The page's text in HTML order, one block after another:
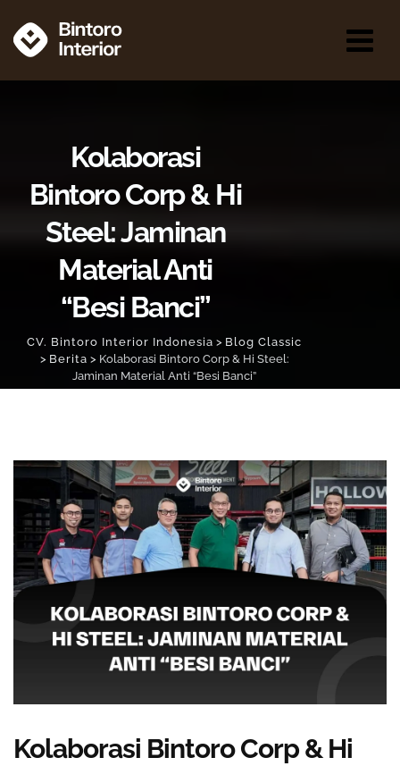
Kolaborasi
Bintoro Corp & Hi
Steel: Jaminan
Material Anti
“Besi Banci”
CV. Bintoro Interior Indonesia > Blog Classic
> Berita > Kolaborasi Bintoro Corp & Hi Steel:
Jaminan Material Anti “Besi Banci”
Kolaborasi Bintoro Corp & Hi